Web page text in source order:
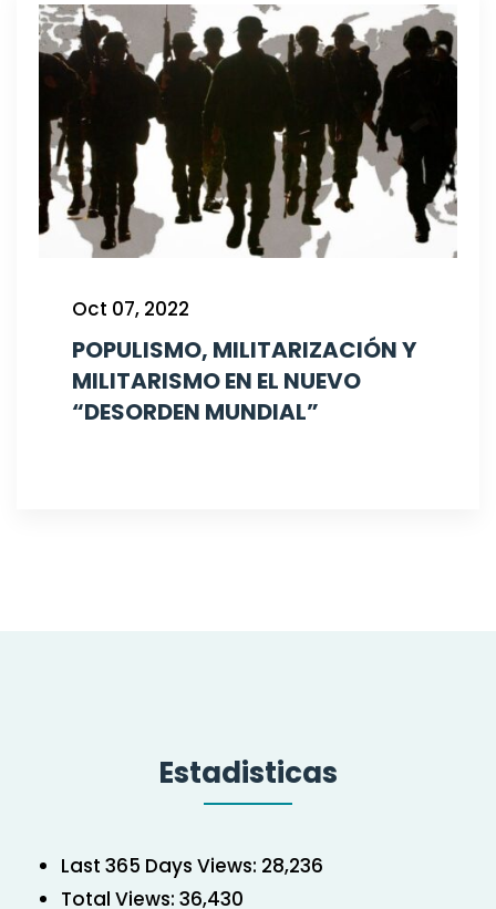
Oct 07, 2022
POPULISMO, MILITARIZACIÓN Y
MILITARISMO EN EL NUEVO
“DESORDEN MUNDIAL”
Estadisticas
Last 365 Days Views: 28,236
Total Views: 36,430